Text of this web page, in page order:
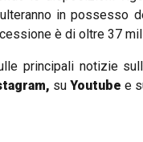
in possesso
è di oltre 37
principali notizie
, su Youtube e